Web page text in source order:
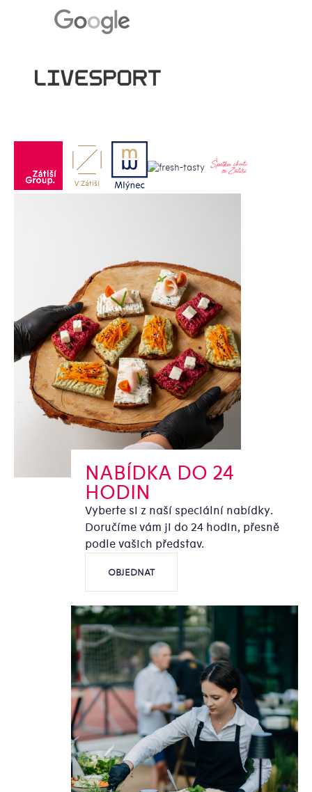
NABÍDKA DO 24
HODIN
Vyberte si z naší speciální nabídky.
Doručíme vám ji do 24 hodin, přesně
podle vašich představ.
OBJEDNAT